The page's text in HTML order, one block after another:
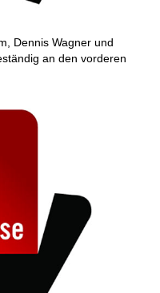
Dennis Wagner und
an den vorderen